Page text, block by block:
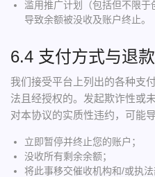
滥用推广计划（包括但不限
导致余额被没收及账户终止。
6.4 支付方式与退
我们接受平台上列出的各种支
法且经授权的。发起欺诈性或
对本协议的实质性违约，可能导
立即暂停并终止您的账户；
没收所有剩余余额；
将此事移交催收机构和/或执法